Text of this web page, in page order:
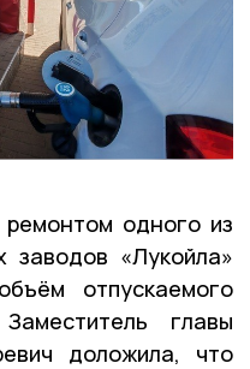
одного из
заводов «Лукойла»
отпускаемого
главы
доложила, что